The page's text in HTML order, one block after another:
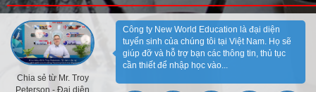
Chia sẻ từ Mr. Troy
Peterson - Đại diện
Công ty New World Education là đại diện
tuyển sinh của chúng tôi tại Việt Nam. Họ sẽ
giúp đỡ và hỗ trợ bạn các thông tin, thủ tục
cần thiết để nhập học vào...